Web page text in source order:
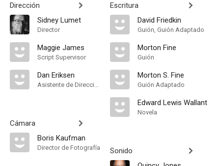
Dirección
Sidney Lumet
Director
Maggie James
Script Supervisor
Dan Eriksen
Asistente de Dirección
Cámara
Boris Kaufman
Director de Fotografía
Escritura
David Friedkin
Guión, Guión Adaptado
Morton Fine
Guión
Morton S. Fine
Guión Adaptado
Edward Lewis Wallant
Novela
Sonido